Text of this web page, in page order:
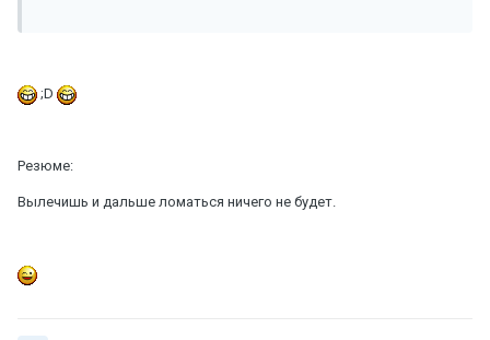
;D
Резюме:
Вылечишь и дальше ломаться ничего не будет.